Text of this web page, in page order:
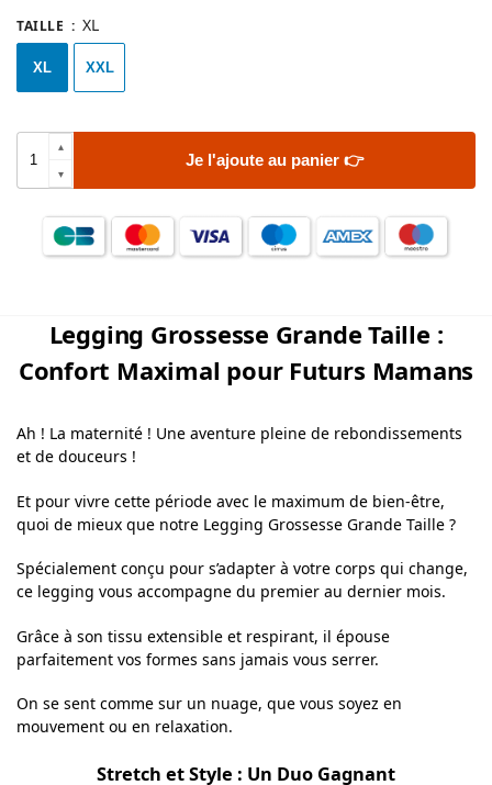
TAILLE : XL
XL XXL
Je l'ajoute au panier 👉
Legging Grossesse Grande Taille :
Confort Maximal pour Futurs Mamans
Ah ! La maternité ! Une aventure pleine de rebondissements
et de douceurs !
Et pour vivre cette période avec le maximum de bien-être,
quoi de mieux que notre Legging Grossesse Grande Taille ?
Spécialement conçu pour s’adapter à votre corps qui change,
ce legging vous accompagne du premier au dernier mois.
Grâce à son tissu extensible et respirant, il épouse
parfaitement vos formes sans jamais vous serrer.
On se sent comme sur un nuage, que vous soyez en
mouvement ou en relaxation.
Stretch et Style : Un Duo Gagnant